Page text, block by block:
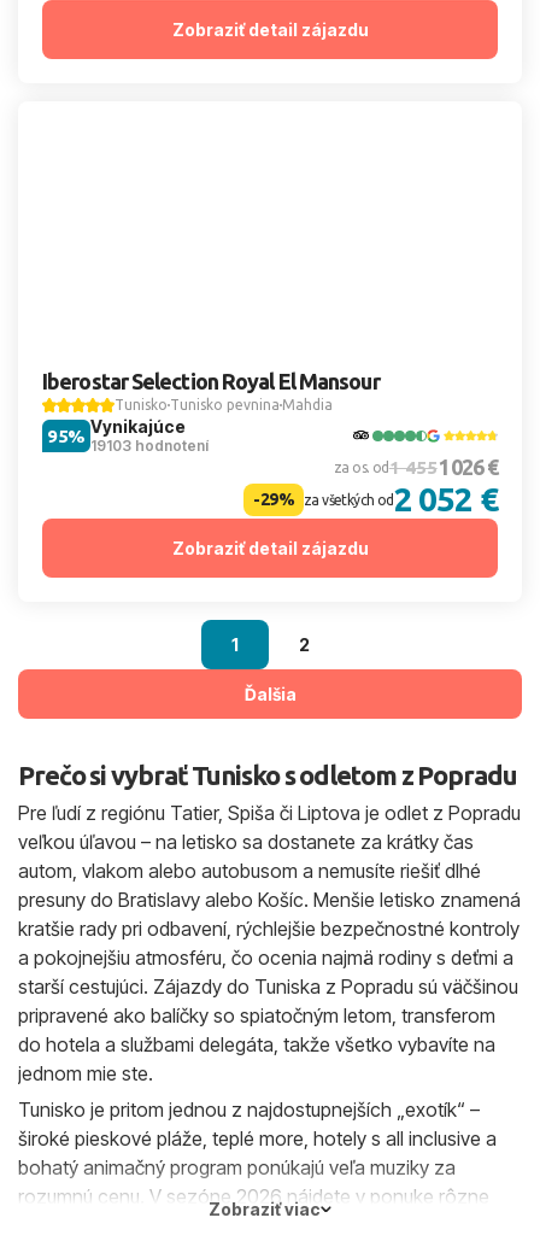
Zobraziť detail zájazdu
Iberostar Selection Royal El Mansour
Tunisko Tunisko pevnina Mahdia
Vynikajúce
19103 hodnotení
95%
za os. od1 4551 026 €
-29% za všetkých od2 052 €
Zobraziť detail zájazdu
1 2
Ďalšia
Prečo si vybrať Tunisko s odletom z Popradu
Pre ľudí z regiónu Tatier, Spiša či Liptova je odlet z Popradu
veľkou úľavou – na letisko sa dostanete za krátky čas
autom, vlakom alebo autobusom a nemusíte riešiť dlhé
presuny do Bratislavy alebo Košíc. Menšie letisko znamená
kratšie rady pri odbavení, rýchlejšie bezpečnostné kontroly
a pokojnejšiu atmosféru, čo ocenia najmä rodiny s deťmi a
starší cestujúci. Zájazdy do Tuniska z Popradu sú väčšinou
pripravené ako balíčky so spiatočným letom, transferom
do hotela a službami delegáta, takže všetko vybavíte na
jednom mie ste.
Tunisko je pritom jednou z najdostupnejších „exotík“ –
široké pieskové pláže, teplé more, hotely s all inclusive a
bohatý animačný program ponúkajú veľa muziky za
rozumnú cenu. V sezóne 2026 nájdete v ponuke rôzne
Zobraziť viac